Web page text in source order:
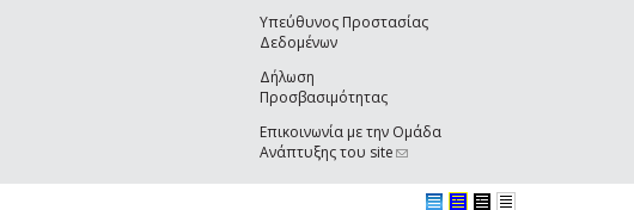
Υπεύθυνος Προστασίας
Δεδομένων
Δήλωση
Προσβασιμότητας
Επικοινωνία με την Ομάδα
Ανάπτυξης του site(link sends e-mail)